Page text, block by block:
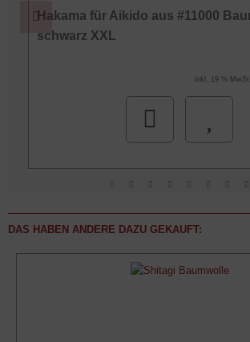
Hakama für Aikido aus #11000
schwarz XXL
inkl. 19 %
DAS HABEN ANDERE DAZU GEKAUFT: